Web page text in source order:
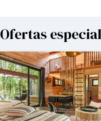
Ofertas